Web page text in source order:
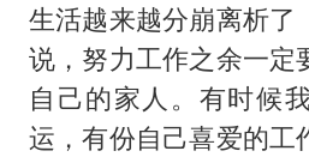
生活越来越分崩离析了
说，努力工作之余一定
自己的家人。有时候
运，有份自己喜爱的工